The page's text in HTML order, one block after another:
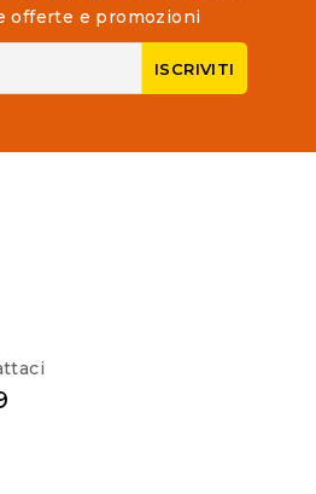
offerte e promozioni